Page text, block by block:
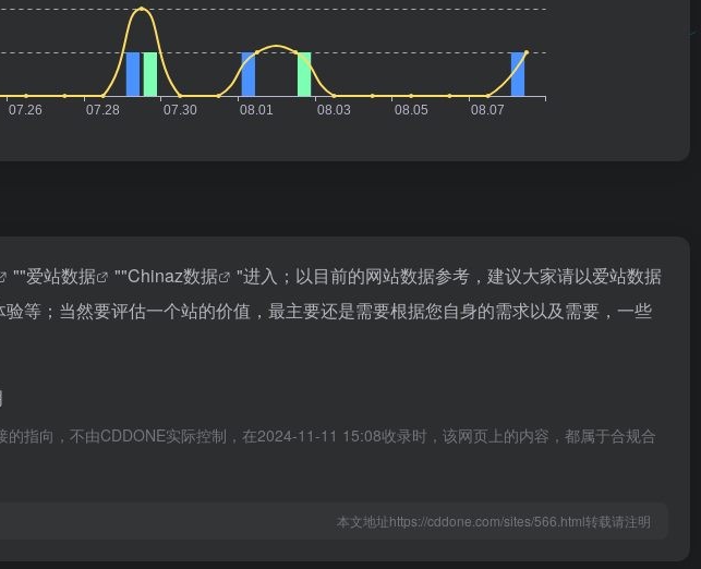
""爱站数据 ""Chinaz数据
"进入；以目前的网站数据参考，建议大家请以爱站数据
等；当然要评估一个站的价值，最主要还是需要根据您自身的需求以及需要，一些
指向，不由CDDONE实际控制，在2024-11-11 15:08收录时，该网页上的内容，都属于合规合
本文地址https://cddone.com/sites/566.html转载请注明